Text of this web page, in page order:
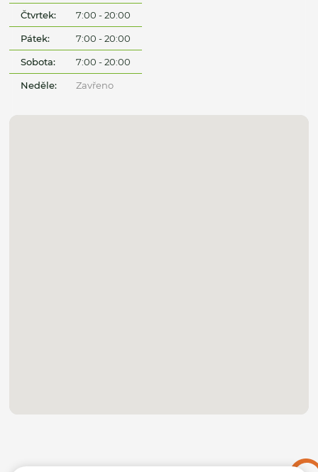
Čtvrtek: 7:00 - 20:00
Pátek: 7:00 - 20:00
Sobota: 7:00 - 20:00
Neděle: Zavřeno